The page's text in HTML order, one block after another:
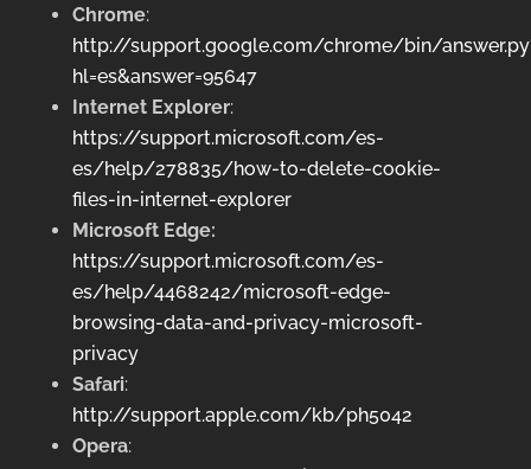
Chrome:
http://support.google.com/chrome/bin/
hl=es&answer=95647
Internet Explorer:
https://support.microsoft.com/es-
es/help/278835/how-to-delete-cookie-
files-in-internet-explorer
Microsoft Edge:
https://support.microsoft.com/es-
es/help/4468242/microsoft-edge-
browsing-data-and-privacy-microsoft-
privacy
Safari:
http://support.apple.com/kb/ph5042
Opera: